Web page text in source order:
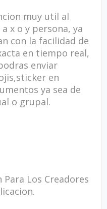
muy util al
x o y persona, ya
con la facilidad de
en tiempo real,
enviar
en
ya sea de
o grupal.
Los Creadores